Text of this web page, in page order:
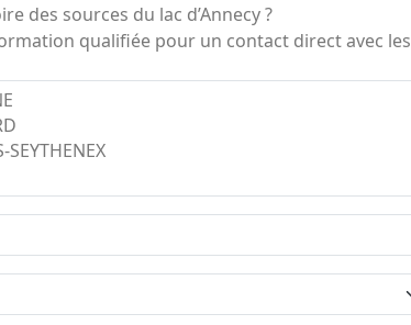
des sources du lac d’Annecy ?
qualifiée pour un contact direct avec les